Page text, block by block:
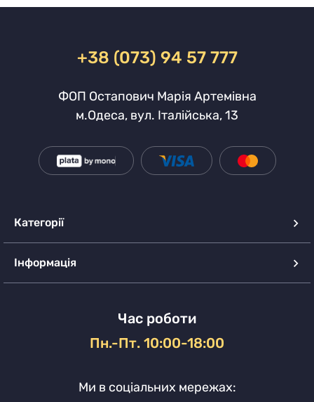
+38 (073) 94 57 777
ФОП Остапович Марія Артемівна
м.Одеса, вул. Італійська, 13
Категорії
Інформація
Час роботи
Пн.-Пт. 10:00-18:00
Ми в соціальних мережах: